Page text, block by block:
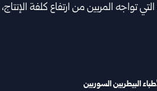
تواجه المربين من ارتفاع كلفة
البيطريين السوريين